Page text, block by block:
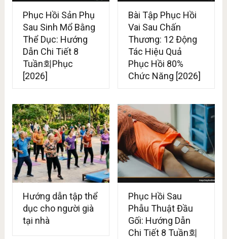
Phục Hồi Sản Phụ
Sau Sinh Mổ Bằng
Thể Dục: Hướng
Dẫn Chi Tiết 8
Tuần회Phục
[2026]
Bài Tập Phục Hồi
Vai Sau Chấn
Thương: 12 Động
Tác Hiệu Quả
Phục Hồi 80%
Chức Năng [2026]
Hướng dẫn tập thể
dục cho người già
tại nhà
Phục Hồi Sau
Phẫu Thuật Đầu
Gối: Hướng Dẫn
Chi Tiết 8 Tuần회